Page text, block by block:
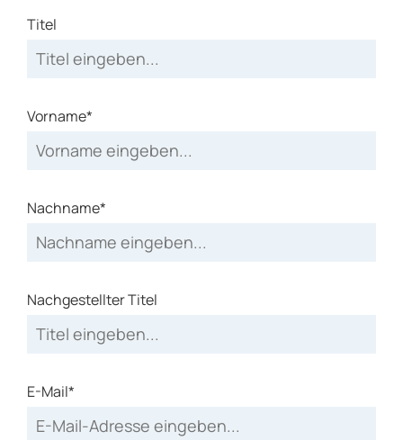
Titel
Vorname*
Nachname*
Nachgestellter Titel
E-Mail*